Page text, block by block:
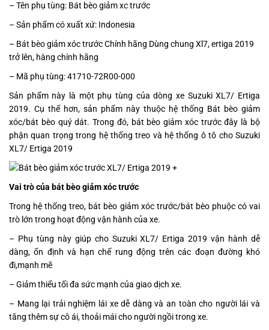
– Tên phụ tùng: Bát bèo giảm xc trước
– Sản phẩm có xuất xứ: Indonesia
– Bát bèo giảm xóc trước Chính hãng Dùng chung Xl7, ertiga 2019
trở lên, hàng chính hãng
– Mã phụ tùng: 41710-72R00-000
Sản phẩm này là một phụ tùng của dòng xe Suzuki XL7/ Ertiga
2019. Cụ thể hơn, sản phẩm này thuộc hệ thống Bát bèo giảm
xóc/bát bèo quý dát.Trong đó, bát bèo giảm xóc trước đây là bộ
phận quan trọng trong hệ thống treo và hệ thống ô tô cho Suzuki
XL7/ Ertiga 2019
Vai trò của bát bèo giảm xóc trước
Trong hệ thống treo, bát bèo giảm xóc trước/bát bèo phuộc có vai
trò lớn trong hoạt động vận hành của xe.
– Phụ tùng này giúp cho Suzuki XL7/ Ertiga 2019 vận hành dễ
dàng, ổn định và hạn chế rung động trên các đoạn đường khó
đi,mạnh mẽ
– Giảm thiểu tối đa sức mạnh của giao dịch xe.
– Mang lại trải nghiệm lái xe dễ dàng và an toàn cho người lái và
tăng thêm sự cô ái, thoải mái cho người ngồi trong xe.